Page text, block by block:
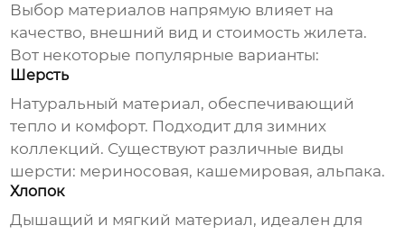
Выбор материалов напрямую влияет на
качество, внешний вид и стоимость жилета.
Вот некоторые популярные варианты:
Шерсть
Натуральный материал, обеспечивающий
тепло и комфорт. Подходит для зимних
коллекций. Существуют различные виды
шерсти: мериносовая, кашемировая, альпака.
Хлопок
Дышащий и мягкий материал, идеален для